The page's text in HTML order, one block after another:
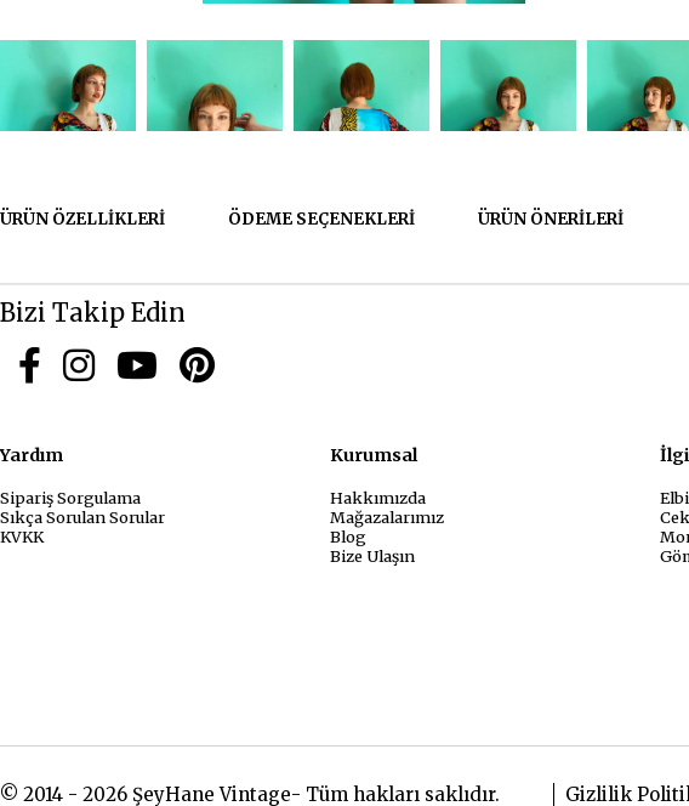
ÜRÜN ÖZELLIKLERI ÖDEME SEÇENEKLERI ÜRÜN ÖNERILERI
Bizi Takip Edin
Yardım
Sipariş Sorgulama
Sıkça Sorulan Sorular
KVKK
Kurumsal
Hakkımızda
Mağazalarımız
Blog
Bize Ulaşın
© 2014 - 2026 ŞeyHane Vintage- Tüm hakları saklıdır. Gizlilik